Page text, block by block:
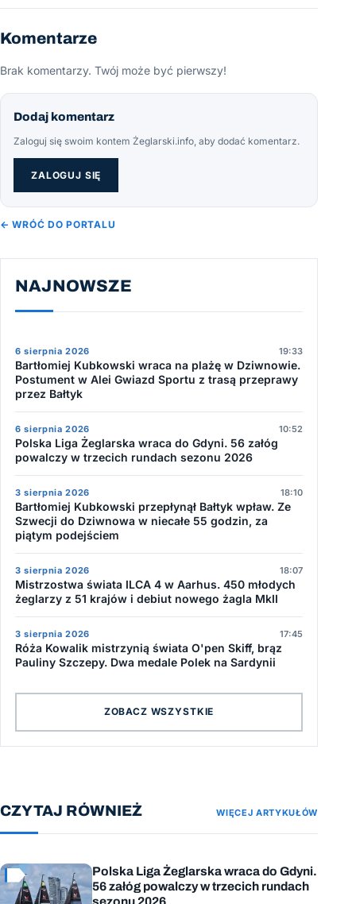
Komentarze
Brak komentarzy. Twój może być pierwszy!
Dodaj komentarz
Zaloguj się swoim kontem Żeglarski.info, aby dodać komentarz.
ZALOGUJ SIĘ
← WRÓĆ DO PORTALU
NAJNOWSZE
6 sierpnia 2026 19:33
Bartłomiej Kubkowski wraca na plażę w Dziwnowie.
Postument w Alei Gwiazd Sportu z trasą przeprawy
przez Bałtyk
6 sierpnia 2026 10:52
Polska Liga Żeglarska wraca do Gdyni. 56 załóg
powalczy w trzecich rundach sezonu 2026
3 sierpnia 2026 18:10
Bartłomiej Kubkowski przepłynął Bałtyk wpław. Ze
Szwecji do Dziwnowa w niecałe 55 godzin, za
piątym podejściem
3 sierpnia 2026 18:07
Mistrzostwa świata ILCA 4 w Aarhus. 450 młodych
żeglarzy z 51 krajów i debiut nowego żagla MkII
3 sierpnia 2026 17:45
Róża Kowalik mistrzynią świata O'pen Skiff, brąz
Pauliny Szczepy. Dwa medale Polek na Sardynii
ZOBACZ WSZYSTKIE
CZYTAJ RÓWNIEŻ WIĘCEJ ARTYKUŁÓW
Polska Liga Żeglarska wraca do Gdyni.
56 załóg powalczy w trzecich rundach
sezonu 2026